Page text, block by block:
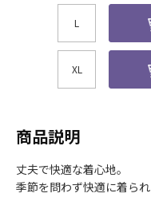
L
XL
商品説明
丈夫で快適な着心地。
季節を問わず快適に着ら